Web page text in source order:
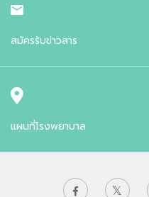
สมัครรับข่าวสาร
แผนที่โรงพยาบาล